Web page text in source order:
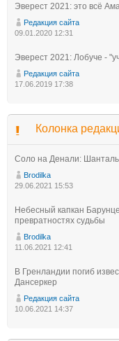
Эверест 2021: это всё
Редакция сайта
09.01.2020 12:31
Эверест 2021: Лобуче -
Редакция сайта
17.06.2019 17:38
Колонка
Соло на Денали:
Brodilka
29.06.2021 15:53
Небесный капкан
превратностях судьбы
Brodilka
11.06.2021 12:41
В Гренландии погиб
Дансеркер
Редакция сайта
10.06.2021 14:37